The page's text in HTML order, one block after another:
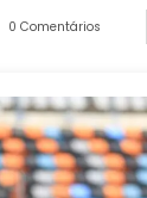
0 Comentários